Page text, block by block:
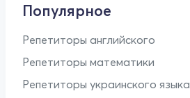
Популярное
Репетиторы английского
Репетиторы математики
Репетиторы украинского языка